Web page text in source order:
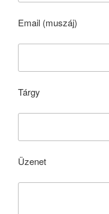
Email (muszáj)
Tárgy
Üzenet